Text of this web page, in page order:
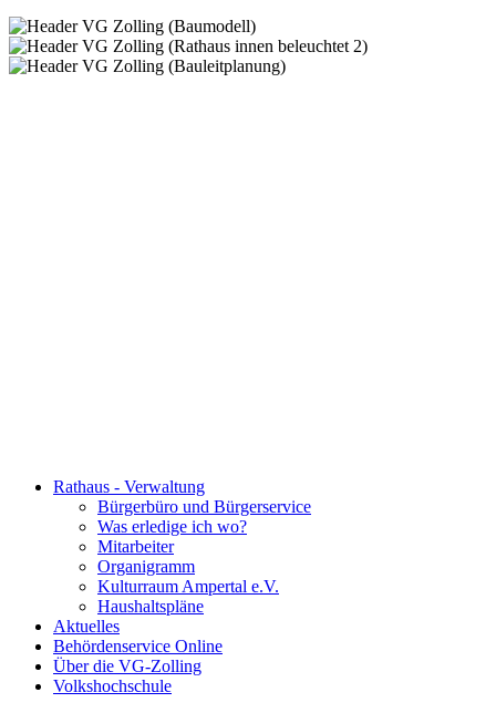
Rathaus - Verwaltung
Bürgerbüro und Bürgerservice
Was erledige ich wo?
Mitarbeiter
Organigramm
Kulturraum Ampertal e.V.
Haushaltspläne
Aktuelles
Behördenservice Online
Über die VG-Zolling
Volkshochschule